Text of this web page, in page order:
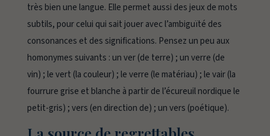
très bien une langue. Elle permet aussi des jeux de mots
subtils, pour celui qui sait jouer avec l’ambiguïté des
consonances et des significations. Pensez un peu aux
homonymes suivants : unver(de terre) ; unverre (de
vin) ; levert (la couleur) ; leverre (le matériau) ; levair(la
fourrure grise et blanche à partir de l’écureuil nordique le
petit-gris) ;vers (en direction de) ; unvers (poétique).